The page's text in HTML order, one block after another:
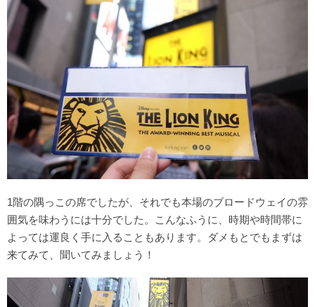
1階の隅っこの席でしたが、それでも本場のブロードウェイの雰
囲気を味わうには十分でした。こんなふうに、時期や時間帯に
よっては運良く手に入ることもあります。ダメもとでもまずは
来てみて、聞いてみましょう！